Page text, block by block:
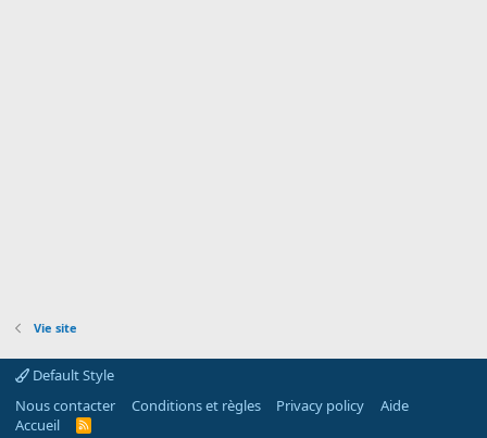
Vie site
Default Style
Nous contacter
Conditions et règles Privacy policy
Aide
Accueil
R